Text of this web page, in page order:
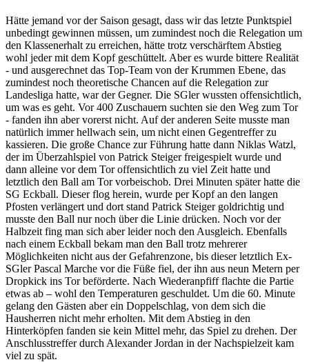
Hätte jemand vor der Saison gesagt, dass wir das letzte Punktspiel
unbedingt gewinnen müssen, um zumindest noch die Relegation um
den Klassenerhalt zu erreichen, hätte trotz verschärftem Abstieg
wohl jeder mit dem Kopf geschüttelt. Aber es wurde bittere Realität
- und ausgerechnet das Top-Team von der Krummen Ebene, das
zumindest noch theoretische Chancen auf die Relegation zur
Landesliga hatte, war der Gegner. Die SGler wussten offensichtlich,
um was es geht. Vor 400 Zuschauern suchten sie den Weg zum Tor
- fanden ihn aber vorerst nicht. Auf der anderen Seite musste man
natürlich immer hellwach sein, um nicht einen Gegentreffer zu
kassieren. Die große Chance zur Führung hatte dann Niklas Watzl,
der im Überzahlspiel von Patrick Steiger freigespielt wurde und
dann alleine vor dem Tor offensichtlich zu viel Zeit hatte und
letztlich den Ball am Tor vorbeischob. Drei Minuten später hatte die
SG Eckball. Dieser flog herein, wurde per Kopf an den langen
Pfosten verlängert und dort stand Patrick Steiger goldrichtig und
musste den Ball nur noch über die Linie drücken. Noch vor der
Halbzeit fing man sich aber leider noch den Ausgleich. Ebenfalls
nach einem Eckball bekam man den Ball trotz mehrerer
Möglichkeiten nicht aus der Gefahrenzone, bis dieser letztlich Ex-
SGler Pascal Marche vor die Füße fiel, der ihn aus neun Metern per
Dropkick ins Tor beförderte. Nach Wiederanpfiff flachte die Partie
etwas ab – wohl den Temperaturen geschuldet. Um die 60. Minute
gelang den Gästen aber ein Doppelschlag, von dem sich die
Hausherren nicht mehr erholten. Mit dem Abstieg in den
Hinterköpfen fanden sie kein Mittel mehr, das Spiel zu drehen. Der
Anschlusstreffer durch Alexander Jordan in der Nachspielzeit kam
viel zu spät.